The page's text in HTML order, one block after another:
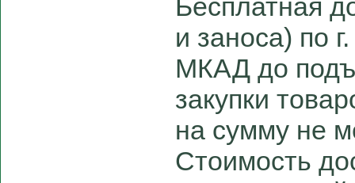
Бесплатная
и заноса) по
МКАД до
закупки
на сумму не
Стоимость